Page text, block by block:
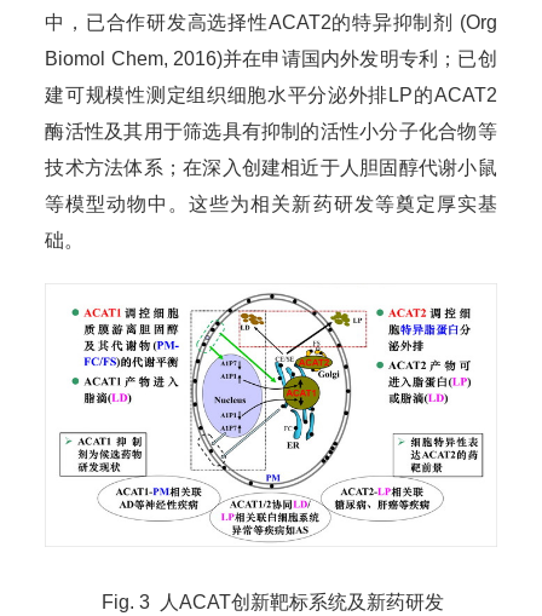
中，已合作研发高选择性ACAT2的特异抑制剂 (Org
Biomol Chem, 2016)并在申请国内外发明专利；已创
建可规模性测定组织细胞水平分泌外排LP的ACAT2
酶活性及其用于筛选具有抑制的活性小分子化合物等
技术方法体系；在深入创建相近于人胆固醇代谢小鼠
等模型动物中。这些为相关新药研发等奠定厚实基
础。
Fig. 3 人ACAT创新靶标系统及新药研发